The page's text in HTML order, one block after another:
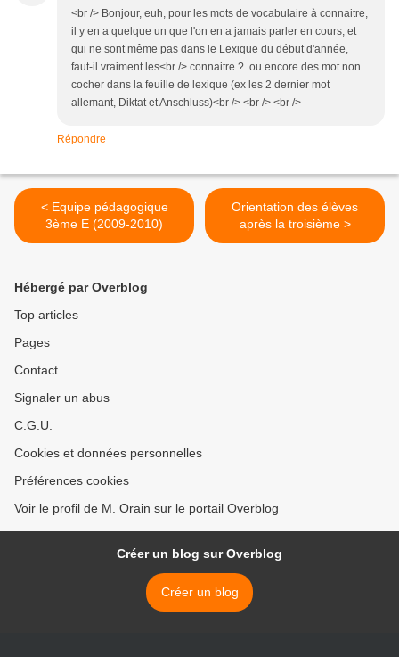
<br /> Bonjour, euh, pour les mots de vocabulaire à connaitre,
il y en a quelque un que l'on en a jamais parler en cours, et
qui ne sont même pas dans le Lexique du début d'année,
faut-il vraiment les<br /> connaitre ? ou encore des mot non
cocher dans la feuille de lexique (ex les 2 dernier mot
allemant, Diktat et Anschluss)<br /> <br /> <br />
Répondre
< Equipe pédagogique
3ème E (2009-2010)
Orientation des élèves
après la troisième >
Hébergé par Overblog
Top articles
Pages
Contact
Signaler un abus
C.G.U.
Cookies et données personnelles
Préférences cookies
Voir le profil de M. Orain sur le portail Overblog
Créer un blog sur Overblog
Créer un blog